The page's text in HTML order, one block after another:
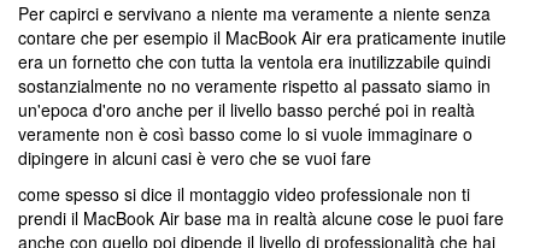
Per capirci e servivano a niente ma veramente a niente senza
contare che per esempio il MacBook Air era praticamente inutile
era un fornetto che con tutta la ventola era inutilizzabile quindi
sostanzialmente no no veramente rispetto al passato siamo in
un'epoca d'oro anche per il livello basso perché poi in realtà
veramente non è così basso come lo si vuole immaginare o
dipingere in alcuni casi è vero che se vuoi fare
come spesso si dice il montaggio video professionale non ti
prendi il MacBook Air base ma in realtà alcune cose le puoi fare
anche con quello poi dipende il livello di professionalità che hai